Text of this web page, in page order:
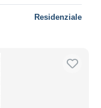
Residenziale